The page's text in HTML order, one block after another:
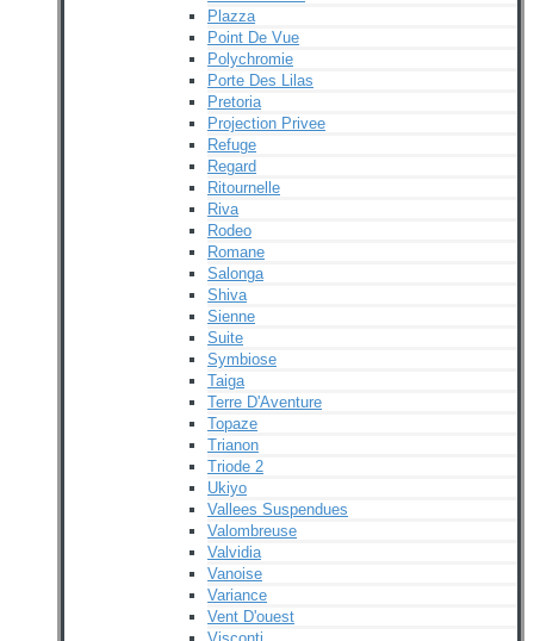
Plazza
Point De Vue
Polychromie
Porte Des Lilas
Pretoria
Projection Privee
Refuge
Regard
Ritournelle
Riva
Rodeo
Romane
Salonga
Shiva
Sienne
Suite
Symbiose
Taiga
Terre D'Aventure
Topaze
Trianon
Triode 2
Ukiyo
Vallees Suspendues
Valombreuse
Valvidia
Vanoise
Variance
Vent D'ouest